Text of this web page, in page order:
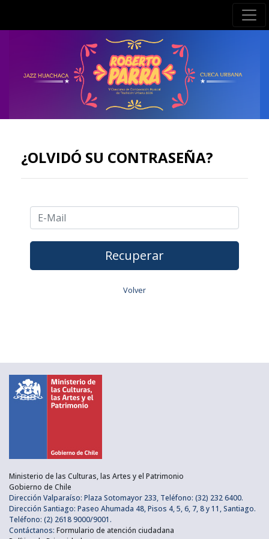
¿OLVIDÓ SU CONTRASEÑA?
Recuperar
Volver
Ministerio de las Culturas, las Artes y el Patrimonio
Gobierno de Chile
Dirección Valparaíso: Plaza Sotomayor 233, Teléfono: (32) 232 6400.
Dirección Santiago: Paseo Ahumada 48, Pisos 4, 5, 6, 7, 8 y 11, Santiago.
Teléfono: (2) 2618 9000/9001.
Contáctanos: Formulario de atención ciudadana